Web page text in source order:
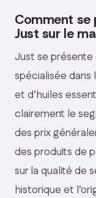
Comment se
Just sur le
Just se présente
spécialisée dans
et d’huiles
clairement le
des prix
des produits de
sur la qualité de
historique et